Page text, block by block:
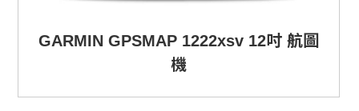
GARMIN GPSMAP 1222xsv 12吋 航圖
機